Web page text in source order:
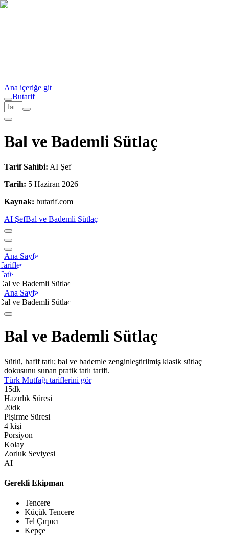
Ana içeriğe git
Butarif
Bal ve Bademli Sütlaç
Tarif Sahibi: AI Şef
Tarih: 5 Haziran 2026
Kaynak: butarif.com
AI ŞefBal ve Bademli Sütlaç
Ana Sayfa
ve Bademli Sütlaç
Ana Sayfa
ve Bademli Sütlaç
Bal ve Bademli Sütlaç
Sütlü, hafif tatlı; bal ve bademle zenginleştirilmiş klasik sütlaç
dokusunu sunan pratik tatlı tarifi.
Türk Mutfağı tariflerini gör
15dk
Hazırlık Süresi
20dk
Pişirme Süresi
4 kişi
Porsiyon
Kolay
Zorluk Seviyesi
AI
Gerekli Ekipman
Tencere
Küçük Tencere
Tel Çırpıcı
Kepçe